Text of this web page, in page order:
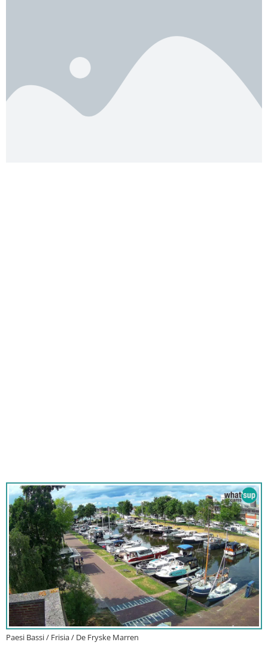
Paesi Bassi / Frisia / De Fryske Marren